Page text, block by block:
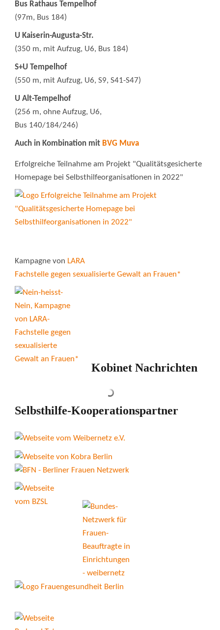
Bus Rathaus Tempelhof
(97m, Bus 184)
U Kaiserin-Augusta-Str.
(350 m, mit Aufzug, U6, Bus 184)
S+U Tempelhof
(550 m, mit Aufzug, U6, S9, S41-S47)
U Alt-Tempelhof
(256 m, ohne Aufzug, U6,
Bus 140/184/246)
Auch in Kombination mit BVG Muva
Erfolgreiche Teilnahme am Projekt "Qualitätsgesicherte
Homepage bei Selbsthilfeorganisationen in 2022"
Kampagne von LARA
Fachstelle gegen sexualisierte Gewalt an Frauen*
Kobinet Nachrichten
Selbsthilfe-Kooperationspartner